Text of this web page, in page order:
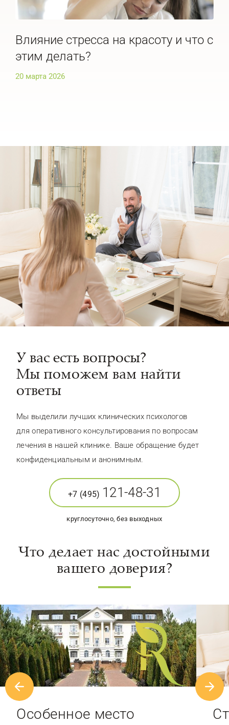
Влияние стресса на красоту и что с
этим делать?
20 марта 2026
У вас есть вопросы?
Мы поможем вам найти
ответы
Мы выделили лучших клинических психологов
для оперативного консультирования по вопросам
лечения в нашей клинике. Ваше обращение будет
конфиденциальным и анонимным.
+7 (495) 121-48-31
круглосуточно, без выходных
Что делает нас достойными
вашего доверия?
Особенное место